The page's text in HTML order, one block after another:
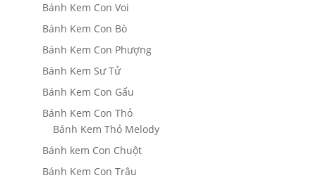
Bánh Kem Con Voi
Bánh Kem Con Bò
Bánh Kem Con Phượng
Bánh Kem Sư Tử
Bánh Kem Con Gấu
Bánh Kem Con Thỏ
Bánh Kem Thỏ Melody
Bánh kem Con Chuột
Bánh Kem Con Trâu